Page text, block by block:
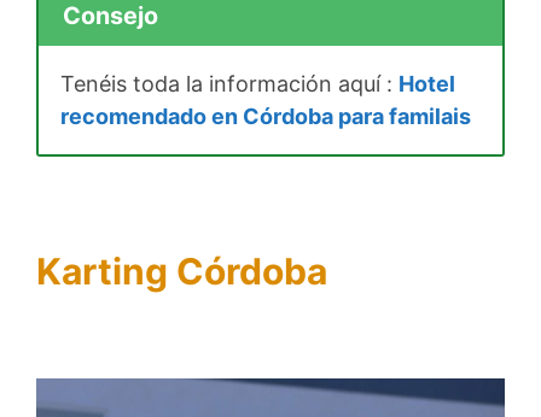
Consejo
Tenéis toda la información aquí : Hotel
recomendado en Córdoba para familais
Karting Córdoba